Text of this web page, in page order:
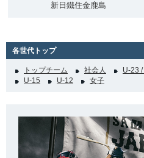
新日鐵住金鹿島
各世代トップ
トップチーム 社会人 U-23
U-15
U-12 女子